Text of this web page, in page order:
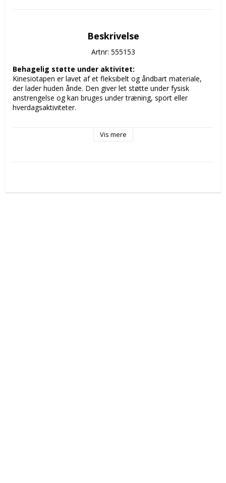
Beskrivelse
Artnr: 555153
Behagelig støtte under aktivitet:
Kinesiotapen er lavet af et fleksibelt og åndbart materiale,
der lader huden ånde. Den giver let støtte under fysisk
anstrengelse og kan bruges under træning, sport eller
hverdagsaktiviteter.
Ideel til sport, løb, gymnastik og andre bevægelsesintensive
Vis mere